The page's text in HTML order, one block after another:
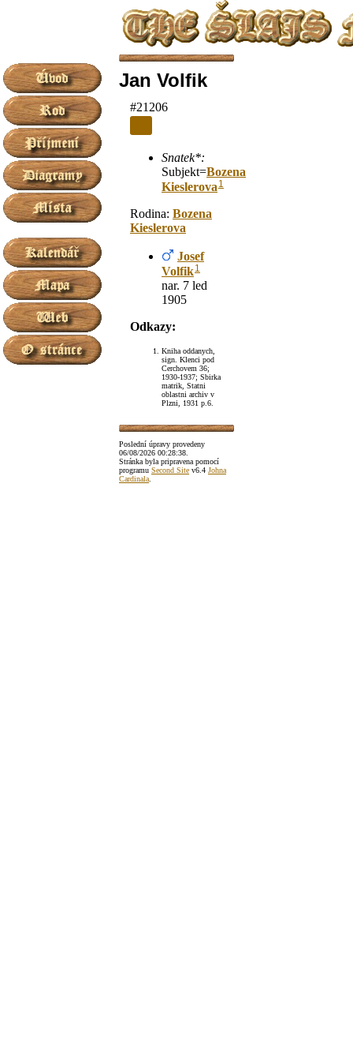
Jan Volfik
#21206
Snatek*:
Subjekt=Bozena
Kieslerova 1
Rodina: Bozena
Kieslerova
Josef
Volfik1
nar. 7 led
1905
Odkazy:
Kniha oddanych,
sign. Klenci pod
Cerchovem 36;
1930-1937; Sbirka
matrik, Statni
oblastni archiv v
Plzni, 1931 p.6.
Poslední úpravy provedeny
06/08/2026 00:28:38
Stránka byla pripravena pomocí
programu Second Site v6.4 Johna
Cardinala